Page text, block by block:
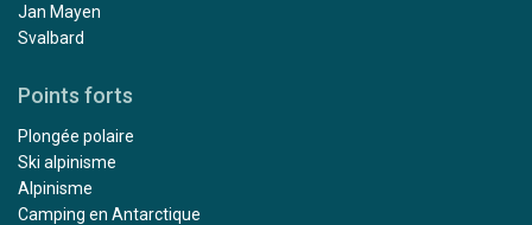
Jan Mayen
Svalbard
Points forts
Plongée polaire
Ski alpinisme
Alpinisme
Camping en Antarctique